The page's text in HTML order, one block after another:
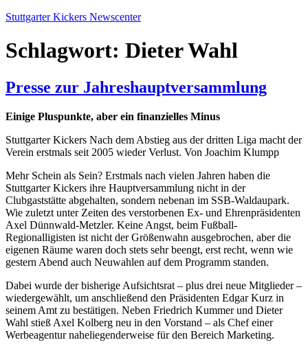
Zum
springen
Stuttgarter Kickers Newscenter
Schlagwort: Dieter Wahl
Presse zur Jahreshauptversammlung
Einige Pluspunkte, aber ein finanzielles Minus
Stuttgarter Kickers Nach dem Abstieg aus der dritten Liga macht der
Verein erstmals seit 2005 wieder Verlust. Von Joachim Klumpp
Mehr Schein als Sein? Erstmals nach vielen Jahren haben die
Stuttgarter Kickers ihre Hauptversammlung nicht in der
Clubgaststätte abgehalten, sondern nebenan im SSB-Waldaupark.
Wie zuletzt unter Zeiten des verstorbenen Ex- und Ehrenpräsidenten
Axel Dünnwald-Metzler. Keine Angst, beim Fußball-
Regionalligisten ist nicht der Größenwahn ausgebrochen, aber die
eigenen Räume waren doch stets sehr beengt, erst recht, wenn wie
gestern Abend auch Neuwahlen auf dem Programm standen.
Dabei wurde der bisherige Aufsichtsrat – plus drei neue Mitglieder –
wiedergewählt, um anschließend den Präsidenten Edgar Kurz in
seinem Amt zu bestätigen. Neben Friedrich Kummer und Dieter
Wahl stieß Axel Kolberg neu in den Vorstand – als Chef einer
Werbeagentur naheliegenderweise für den Bereich Marketing.